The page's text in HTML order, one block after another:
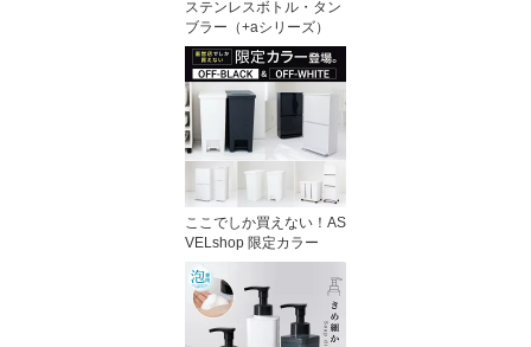
ステンレスボトル・タン
ブラー（+aシリーズ）
ここでしか買えない！AS
VELshop 限定カラー